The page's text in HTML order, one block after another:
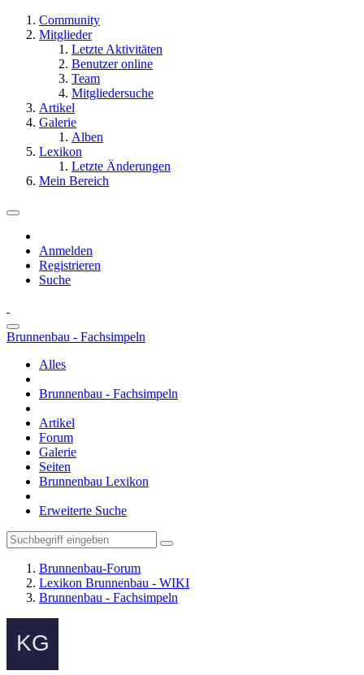
Community
Mitglieder
Letzte Aktivitäten
Benutzer online
Team
Mitgliedersuche
Artikel
Galerie
Alben
Lexikon
Letzte Änderungen
Mein Bereich
Anmelden
Registrieren
Suche
Brunnenbau - Fachsimpeln
Alles
Brunnenbau - Fachsimpeln
Artikel
Forum
Galerie
Seiten
Brunnenbau Lexikon
Erweiterte Suche
Brunnenbau-Forum
Lexikon Brunnenbau - WIKI
Brunnenbau - Fachsimpeln